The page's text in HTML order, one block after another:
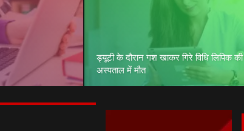
ड्यूटी के दौरान गश खाकर गिरे विधि लिपिक की
अस्पताल में मौत